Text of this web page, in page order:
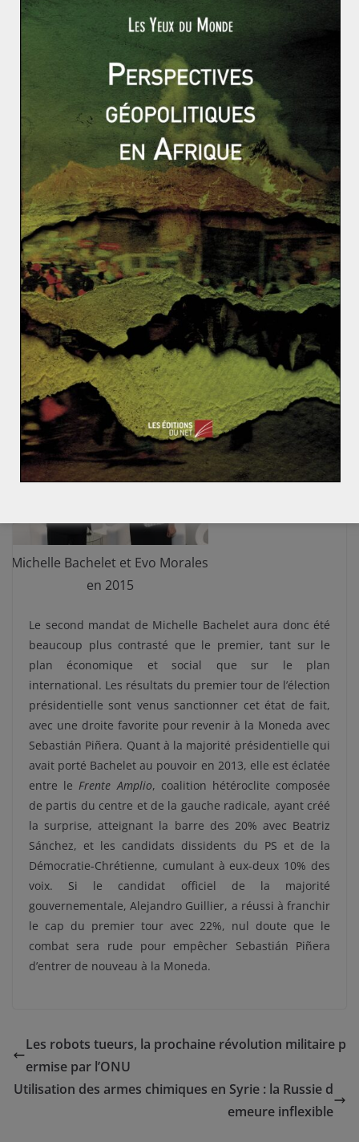
bonnes relations avec le Pérou, celles avec la Bolivie
n’ont fait qu’empirer au cours de son second mandat.
En effet, lors de son premier gouvernement, de grands
espoirs de réconciliation entre les deux pays – dont les
relations diplomatiques sont interrompues depuis 1978
– sont nées avec « l’agenda des 13 points » concernant
entre autres choses la question de l’accès à l’océan
Pacifique, perdu par la Bolivie au cours de la même
guerre du Pacifique. Fautes d’avancées,cette dernière a
saisi la Cour internationale de justice de La Haye, et les
provocations d’Evo Morales ont envenimé le débat,
culminant avec une crise début 2017 lors de
l’arrestation de fonctionnaires boliviens ayant pénétré
illégalement au Chili. Celui-ci a à son tour saisi la Cour
pour une autre question, concernant l’usage de la
rivière Silala à la frontière des deux pays. Il est peu
probable que des changements fondamentaux aient
lieu après les élections de décembre, puisqu’il existe
un relatif consensus droite-gauche au Chili autour de la
question maritime bolivienne.
Michelle Bachelet et Evo Morales
en 2015
Le second mandat de Michelle Bachelet aura donc été
beaucoup plus contrasté que le premier, tant sur le
plan économique et social que sur le plan
international. Les résultats du premier tour de l’élection
présidentielle sont venus sanctionner cet état de fait,
avec une droite favorite pour revenir à la Moneda avec
Sebastián Piñera. Quant à la majorité présidentielle qui
avait porté Bachelet au pouvoir en 2013, elle est éclatée
entre leFrente Amplio, coalition hétéroclite composée
de partis du centre et de la gauche radicale, ayant créé
la surprise, atteignant la barre des 20% avec Beatriz
Sánchez, et les candidats dissidents du PS et de la
Démocratie-Chrétienne, cumulant à eux-deux 10% des
voix. Si le candidat officiel de la majorité
gouvernementale, Alejandro Guillier, a réussi à franchir
le cap du premier tour avec 22%, nul doute que le
combat sera rude pour empêcher Sebastián Piñera
d’entrer de nouveau à la Moneda.
Les robots tueurs, la prochaine révolution militaire p
ermise par l’ONU
Utilisation des armes chimiques en Syrie : la Russie d
emeure inflexible